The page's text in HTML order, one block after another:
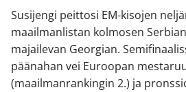
Susijengi peittosi EM-kisojen
maailmanlistan kolmosen
majailevan Georgian.
päänahan vei Euroopan
(maailmanrankingin 2.) ja